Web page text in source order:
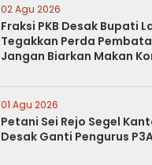
02 Agu 2026
Fraksi PKB Desak Bupati
Tegakkan Perda
Jangan Biarkan Makan
01 Agu 2026
Petani Sei Rejo Segel
Desak Ganti Pengurus